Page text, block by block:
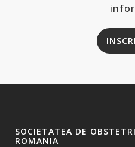
SOCIETATEA DE
ROMANIA